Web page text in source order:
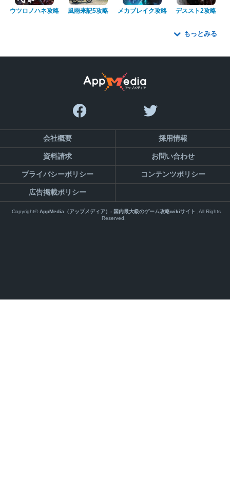
ウツロノハネ攻略 風雨来記5攻略 メカブレイク攻略 デススト2攻略
もっとみる
会社概要 採用情報
資料請求 お問い合わせ
プライバシーポリシー コンテンツポリシー
広告掲載ポリシー
Copyright©AppMedia（アップメディア）- 国内最大級のゲーム攻略wikiサイト ,All Rights
Reserved.